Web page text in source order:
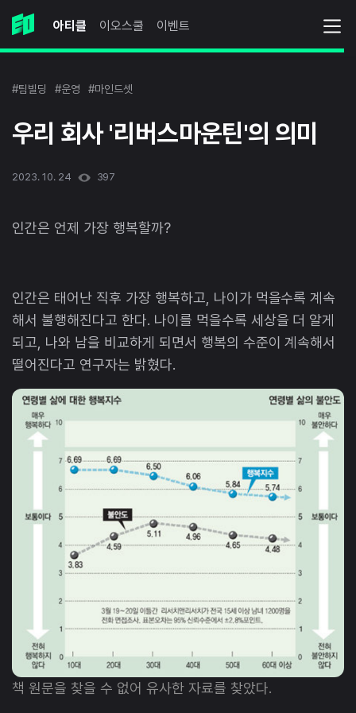
아티클 이오스쿨 이벤트
#팀빌딩 #운영 #마인드셋
우리 회사 '리버스마운틴'의 의미
2023. 10. 24 397
인간은 언제 가장 행복할까?
인간은 태어난 직후 가장 행복하고, 나이가 먹을수록 계속
해서 불행해진다고 한다. 나이를 먹을수록 세상을 더 알게
되고, 나와 남을 비교하게 되면서 행복의 수준이 계속해서
떨어진다고 연구자는 밝혔다.
책 원문을 찾을 수 없어 유사한 자료를 찾았다.